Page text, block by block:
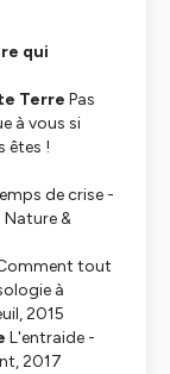
qui
Terre Pas
à vous si
êtes !
de crise -
Nature &
tout
à
2015
L'entraide -
2017